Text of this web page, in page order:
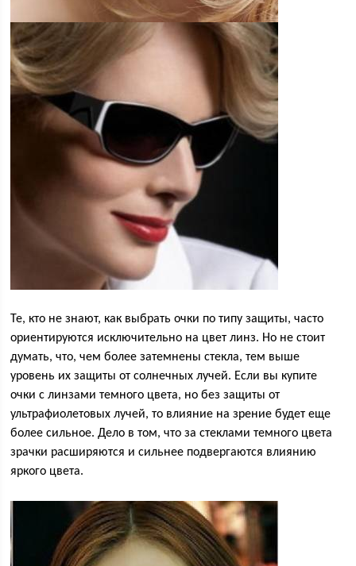
Те, кто не знают, как выбрать очки по типу защиты, часто
ориентируются исключительно на цвет линз. Но не стоит
думать, что, чем более затемнены стекла, тем выше
уровень их защиты от солнечных лучей. Если вы купите
очки с линзами темного цвета, но без защиты от
ультрафиолетовых лучей, то влияние на зрение будет еще
более сильное. Дело в том, что за стеклами темного цвета
зрачки расширяются и сильнее подвергаются влиянию
яркого цвета.